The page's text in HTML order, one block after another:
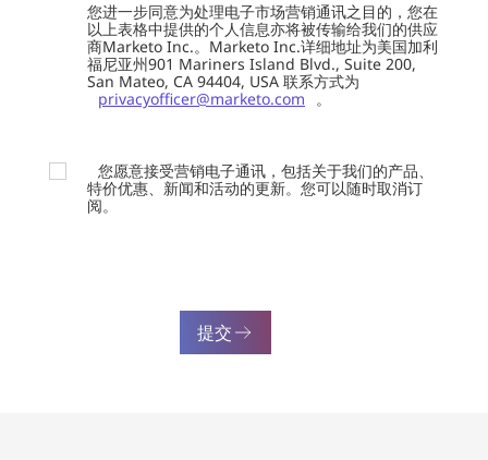
您进一步同意为处理电子市场营销通讯之目的，您在
以上表格中提供的个人信息亦将被传输给我们的供应
商Marketo Inc.。Marketo Inc.详细地址为美国加利
福尼亚州901 Mariners Island Blvd., Suite 200,
San Mateo, CA 94404, USA 联系方式为
privacyofficer@marketo.com
。
您愿意接受营销电子通讯，包括关于我们的产品、
特价优惠、新闻和活动的更新。您可以随时取消订
阅。
提交